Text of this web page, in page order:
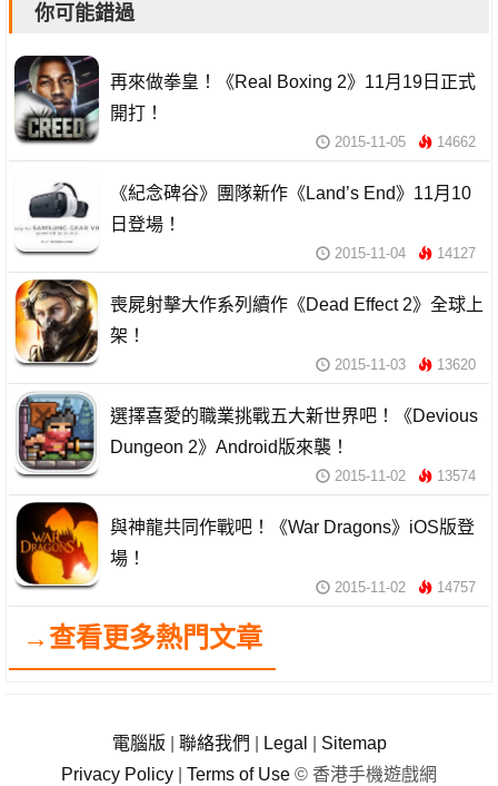
你可能錯過
再來做拳皇！《Real Boxing 2》11月19日正式
開打！
2015-11-05 14662
《紀念碑谷》團隊新作《Land’s End》11月10
日登場！
2015-11-04 14127
喪屍射擊大作系列續作《Dead Effect 2》全球上
架！
2015-11-03 13620
選擇喜愛的職業挑戰五大新世界吧！《Devious
Dungeon 2》Android版來襲！
2015-11-02 13574
與神龍共同作戰吧！《War Dragons》iOS版登
場！
2015-11-02 14757
→查看更多熱門文章
電腦版 聯絡我們 Legal
Sitemap
Privacy Policy
Terms of Use © 香港手機遊戲網